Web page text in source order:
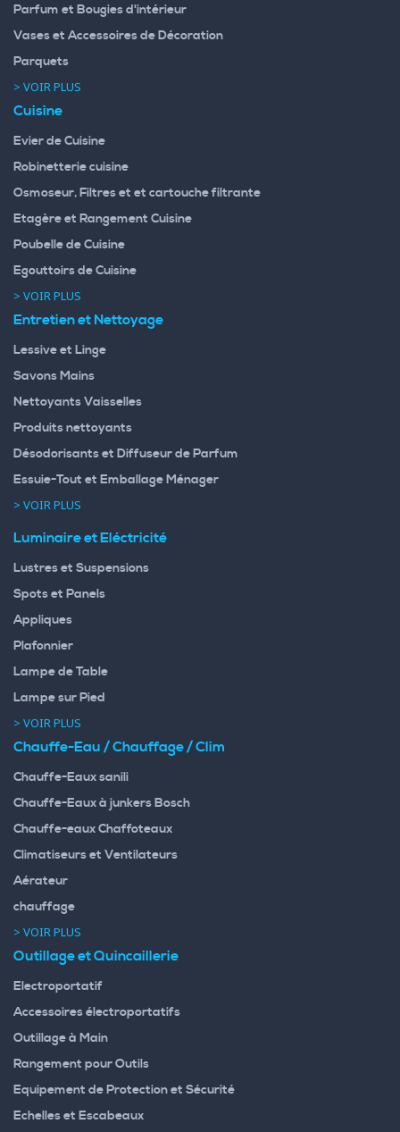
Parfum et Bougies d'intérieur
Vases et Accessoires de Décoration
Parquets
> VOIR PLUS
Cuisine
Evier de Cuisine
Robinetterie cuisine
Osmoseur, Filtres et et cartouche filtrante
Etagère et Rangement Cuisine
Poubelle de Cuisine
Egouttoirs de Cuisine
> VOIR PLUS
Entretien et Nettoyage
Lessive et Linge
Savons Mains
Nettoyants Vaisselles
Produits nettoyants
Désodorisants et Diffuseur de Parfum
Essuie-Tout et Emballage Ménager
> VOIR PLUS
Luminaire et Eléctricité
Lustres et Suspensions
Spots et Panels
Appliques
Plafonnier
Lampe de Table
Lampe sur Pied
> VOIR PLUS
Chauffe-Eau / Chauffage / Clim
Chauffe-Eaux sanili
Chauffe-Eaux à junkers Bosch
Chauffe-eaux Chaffoteaux
Climatiseurs et Ventilateurs
Aérateur
chauffage
> VOIR PLUS
Outillage et Quincaillerie
Electroportatif
Accessoires électroportatifs
Outillage à Main
Rangement pour Outils
Equipement de Protection et Sécurité
Echelles et Escabeaux